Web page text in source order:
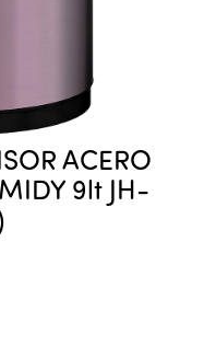
ACERO
9lt JH-